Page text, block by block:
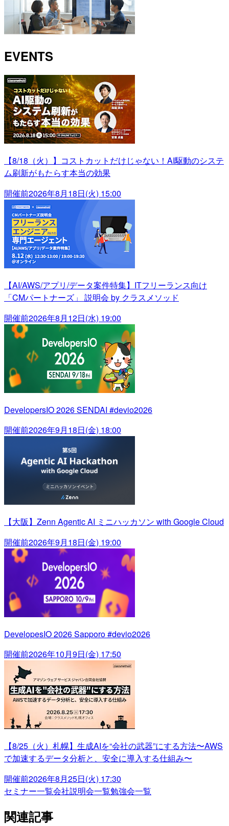
EVENTS
【8/18（火）】コストカットだけじゃない！AI駆動のシステ
ム刷新がもたらす本当の効果
開催前2026年8月18日(火) 15:00
【AI/AWS/アプリ/データ案件特集】ITフリーランス向け
「CMパートナーズ」 説明会 by クラスメソッド
開催前2026年8月12日(水) 19:00
DevelopersIO 2026 SENDAI #devio2026
開催前2026年9月18日(金) 18:00
【大阪】Zenn Agentic AI ミニハッカソン with Google Cloud
開催前2026年9月18日(金) 19:00
DevelopesIO 2026 Sapporo #devio2026
開催前2026年10月9日(金) 17:50
【8/25（火）札幌】生成AIを“会社の武器”にする方法〜AWS
で加速するデータ分析と、安全に導入する仕組み〜
開催前2026年8月25日(火) 17:30
セミナー一覧会社説明会一覧勉強会一覧
関連記事